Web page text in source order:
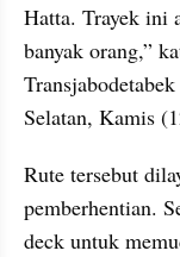
Hatta. Trayek ini
banyak orang,”
Selatan, Kamis
Rute tersebut
pemberhentian.
deck untuk